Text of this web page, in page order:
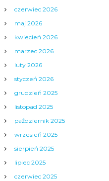
czerwiec 2026
maj 2026
kwiecień 2026
marzec 2026
luty 2026
styczeń 2026
grudzień 2025
listopad 2025
październik 2025
wrzesień 2025
sierpień 2025
lipiec 2025
czerwiec 2025